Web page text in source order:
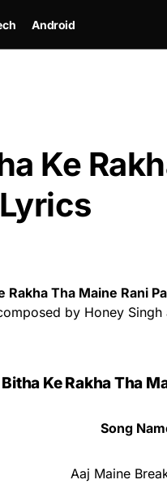
Android
Ke
Rakha Tha Maine Rani
by Honey
Ke Rakha Tha
Song
Aaj Maine